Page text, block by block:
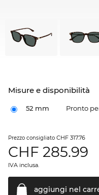
Misure e disponibilità
52 mm Pronto
Prezzo consigliato CHF 317.76
CHF 285.99
IVA inclusa.
aggiungi nel